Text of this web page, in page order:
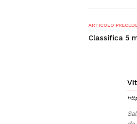
ARTICOLO
Classifica 5